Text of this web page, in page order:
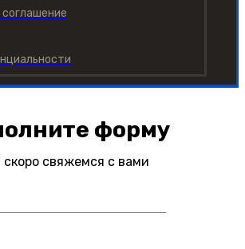
форму
скоро свяжемся с вами